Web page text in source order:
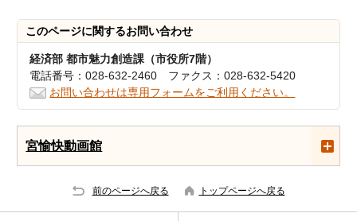
このページに関するお問い合わせ
経済部 都市魅力創造課（市役所7階）
電話番号：028-632-2460 ファクス：028-632-5420
お問い合わせは専用フォームをご利用ください。
宮愉快動画館
前のページへ戻る トップページへ戻る